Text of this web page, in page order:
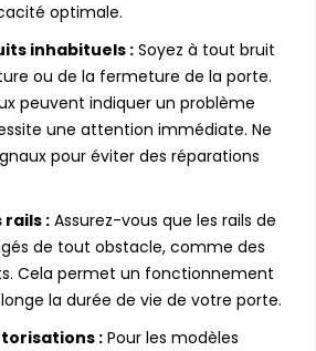
optimale.
inhabituels :Soyez à tout bruit
ou de la fermeture de la porte.
peuvent indiquer un problème
une attention immédiate. Ne
pour éviter des réparations
rails : Assurez-vous que les rails de
de tout obstacle, comme des
Cela permet un fonctionnement
la durée de vie de votre porte.
: Pour les modèles